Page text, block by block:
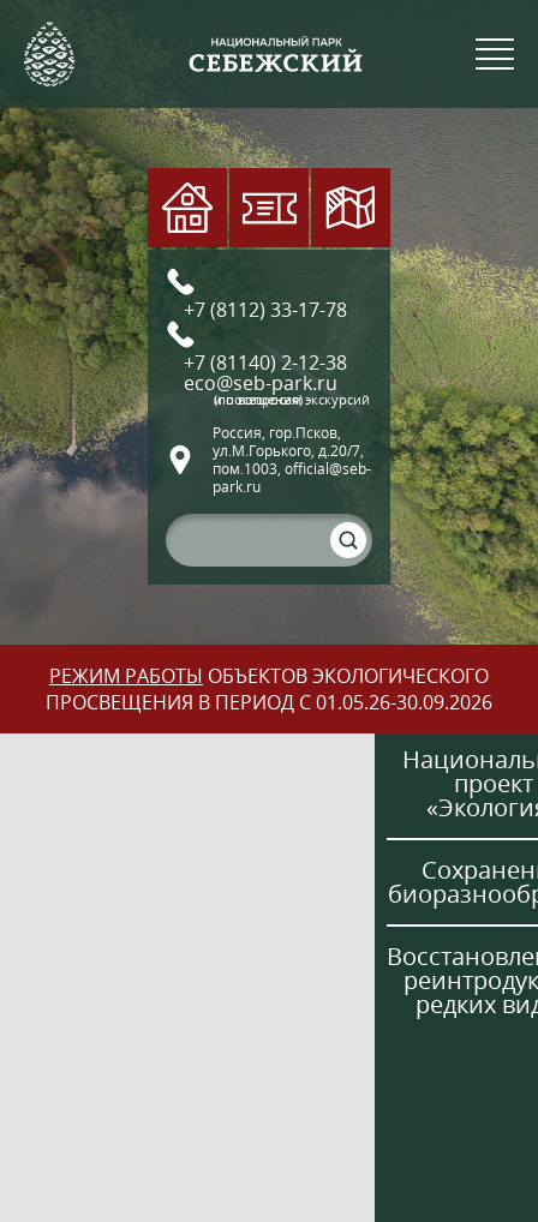
+7 (8112) 33-17-78
+7 (81140) 2-12-38
eco@seb-park.ru
(по вопросам экскурсий и посещения)
Россия, гор.Псков,
ул.М.Горького, д.20/7,
пом.1003, official@seb-
park.ru
РЕЖИМ РАБОТЫ ОБЪЕКТОВ ЭКОЛОГИЧЕСКОГО
ПРОСВЕЩЕНИЯ В ПЕРИОД С 01.05.26-30.09.2026
проект
редких